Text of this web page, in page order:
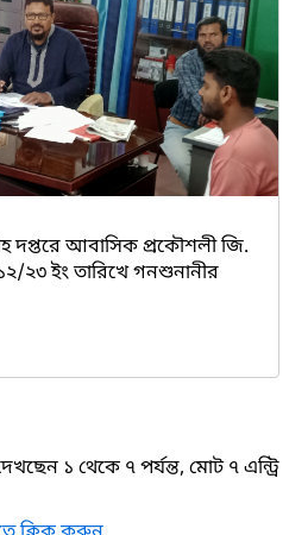
দপ্তরে আবাসিক প্রকৌশলী জি.
২৩ ইং তারিখে গনশুনানীর
১ থেকে ৭ পর্যন্ত, মোট ৭ এন্ট্রি